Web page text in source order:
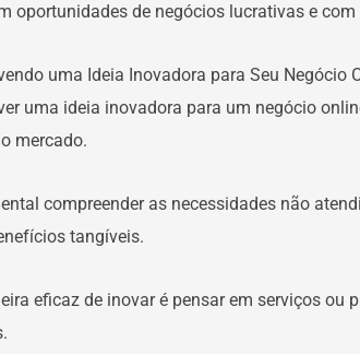
oportunidades de negócios lucrativas e
uma Ideia Inovadora para Seu Negócio
uma ideia inovadora para um negócio
mercado.
compreender as necessidades não
tangíveis.
eficaz de inovar é pensar em serviços ou